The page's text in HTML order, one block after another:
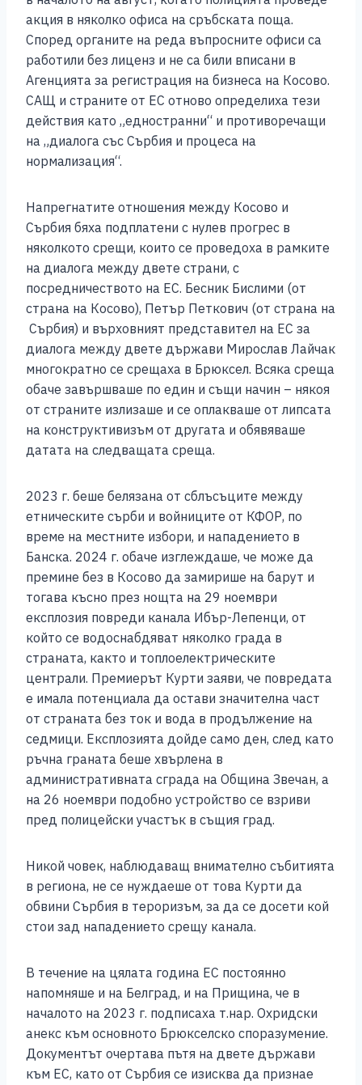
акция в няколко офиса на сръбската поща.
Според органите на реда въпросните офиси са
работили без лиценз и не са били вписани в
Агенцията за регистрация на бизнеса на Косово.
САЩ и страните от ЕС отново определиха тези
действия като „едностранни“ и противоречащи
на „диалога със Сърбия и процеса на
нормализация“.
Напрегнатите отношения между Косово и
Сърбия бяха подплатени с нулев прогрес в
няколкото срещи, които се проведоха в рамките
на диалога между двете страни, с
посредничеството на ЕС. Бесник Бислими (от
страна на Косово), Петър Петкович (от страна на
Сърбия) и върховният представител на ЕС за
диалога между двете държави Мирослав Лайчак
многократно се срещаха в Брюксел. Всяка среща
обаче завършваше по един и същи начин – някоя
от страните излизаше и се оплакваше от липсата
на конструктивизъм от другата и обявяваше
датата на следващата среща.
2023 г. беше белязана от сблъсъците между
етническите сърби и войниците от КФОР, по
време на местните избори, и нападението в
Банска. 2024 г. обаче изглеждаше, че може да
премине без в Косово да замирише на барут и
тогава късно през нощта на 29 ноември
експлозия повреди канала Ибър-Лепенци, от
който се водоснабдяват няколко града в
страната, както и топлоелектрическите
централи. Премиерът Курти заяви, че повредата
е имала потенциала да остави значителна част
от страната без ток и вода в продължение на
седмици. Експлозията дойде само ден, след като
ръчна граната беше хвърлена в
административната сграда на Община Звечан, а
на 26 ноември подобно устройство се взриви
пред полицейски участък в същия град.
Никой човек, наблюдаващ внимателно събитията
в региона, не се нуждаеше от това Курти да
обвини Сърбия в тероризъм, за да се досети кой
стои зад нападението срещу канала.
В течение на цялата година ЕС постоянно
напомняше и на Белград, и на Прищина, че в
началото на 2023 г. подписаха т.нар. Охридски
анекс към основното Брюкселско споразумение.
Документът очертава пътя на двете държави
към ЕС, като от Сърбия се изисква да признае